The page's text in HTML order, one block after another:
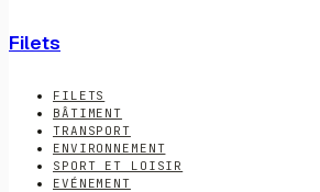
Filets
FILETS
BÂTIMENT
TRANSPORT
ENVIRONNEMENT
SPORT ET LOISIR
EVÉNEMENT